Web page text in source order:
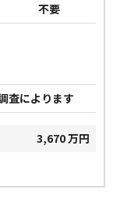
不要
査によります
3,670 万円